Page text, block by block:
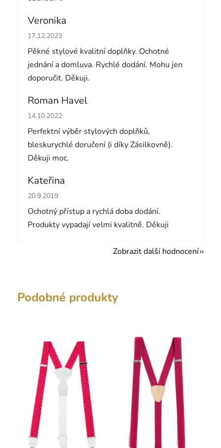
Veronika
Hodnocení obchodu je 5 z 5 hvězdiček.
17.12.2023
Pěkné stylové kvalitní doplňky. Ochotné
jednání a domluva. Rychlé dodání. Mohu jen
doporučit. Děkuji.
Roman Havel
Hodnocení obchodu je 5 z 5 hvězdiček.
14.10.2022
Perfektní výběr stylových doplňků,
bleskurychlé doručení (i díky Zásilkovně).
Děkuji moc.
Kateřina
Hodnocení obchodu je 5 z 5 hvězdiček.
20.9.2019
Ochotný přístup a rychlá doba dodání.
Produkty vypadají velmi kvalitně. Děkuji
Zobrazit další hodnocení
Podobné produkty